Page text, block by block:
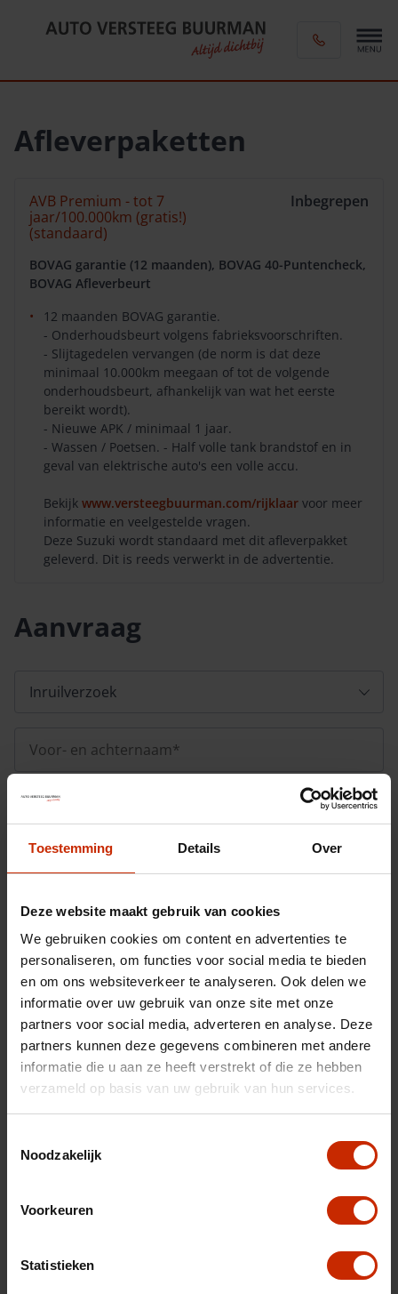
Toestemming Details Over
Deze website maakt gebruik van cookies
We gebruiken cookies om content en advertenties te
personaliseren, om functies voor social media te bieden
en om ons websiteverkeer te analyseren. Ook delen we
informatie over uw gebruik van onze site met onze
partners voor social media, adverteren en analyse. Deze
partners kunnen deze gegevens combineren met andere
informatie die u aan ze heeft verstrekt of die ze hebben
verzameld op basis van uw gebruik van hun services.
Noodzakelijk
Voorkeuren
Statistieken
Afleverpaketten
AVB Premium - tot 7
jaar/100.000km (gratis!)
(standaard)
Inbegrepen
BOVAG garantie (12 maanden), BOVAG 40-Puntencheck,
BOVAG Afleverbeurt
12 maanden BOVAG garantie.
- Onderhoudsbeurt volgens fabrieksvoorschriften.
- Slijtagedelen vervangen (de norm is dat deze
minimaal 10.000km meegaan of tot de volgende
onderhoudsbeurt, afhankelijk van wat het eerste
bereikt wordt).
- Nieuwe APK / minimaal 1 jaar.
- Wassen / Poetsen. - Half volle tank brandstof en in
geval van elektrische auto's een volle accu.
Bekijk www.versteegbuurman.com/rijklaar voor meer
informatie en veelgestelde vragen.
Deze Suzuki wordt standaard met dit afleverpakket
geleverd. Dit is reeds verwerkt in de advertentie.
Aanvraag
Uw inruilauto